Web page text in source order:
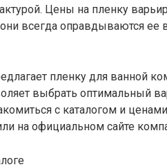
Цены на пленку
всегда оправдываются
пленку для ванной
выбрать оптимальный
с каталогом и
на официальном сайте